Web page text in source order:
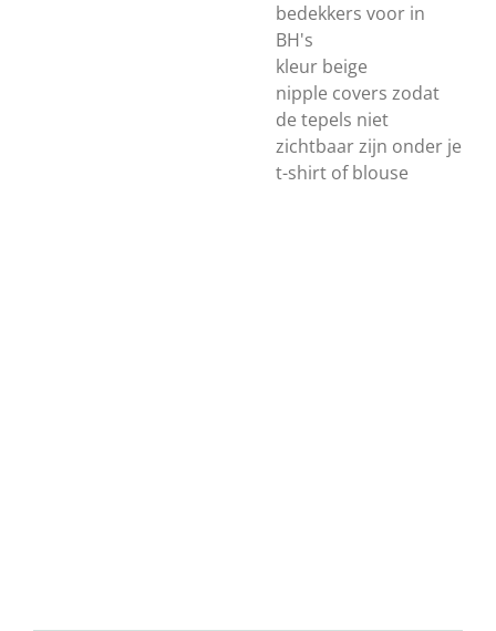
bedekkers voor in
BH's
kleur beige
nipple covers zodat
de tepels niet
zichtbaar zijn onder je
t-shirt of blouse